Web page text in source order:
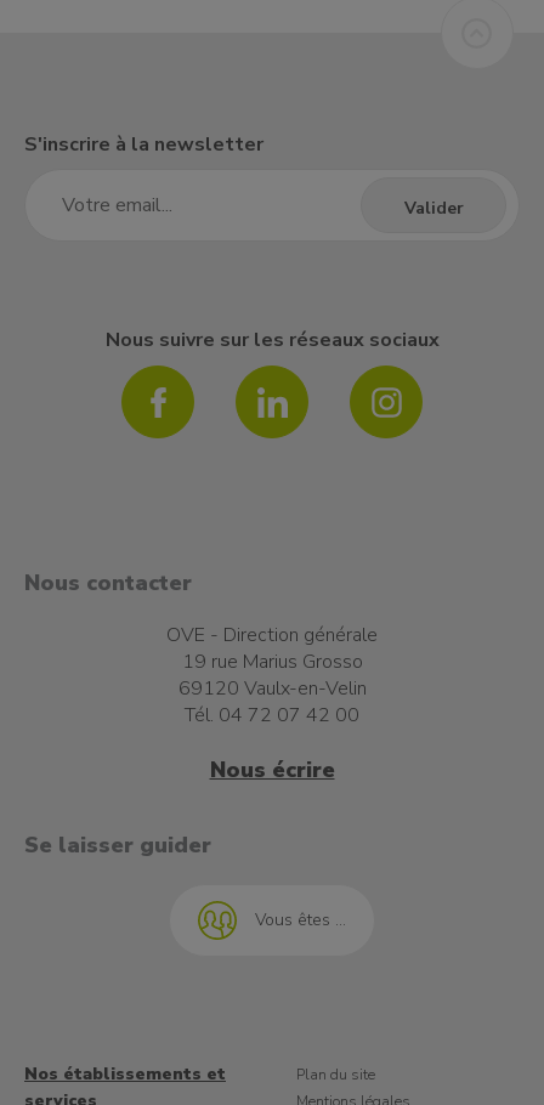
S'inscrire à la newsletter
Nous suivre sur les réseaux sociaux
Nous contacter
OVE - Direction générale
19 rue Marius Grosso
69120 Vaulx-en-Velin
Tél. 04 72 07 42 00
Nous écrire
Nos établissements et
Plan du site
Se laisser guider
Vous êtes ...